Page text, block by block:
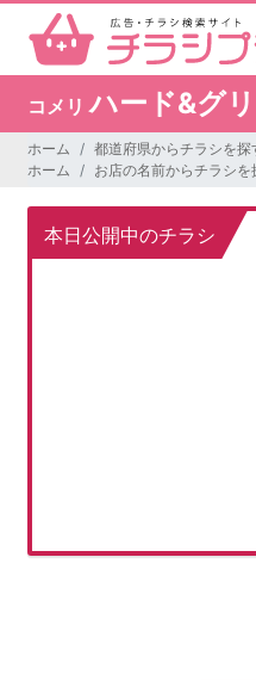
コメリハード&グ
ホーム 都道府県からチラシを探
ホーム
お店の名前からチラシを
本日公開中のチラシ